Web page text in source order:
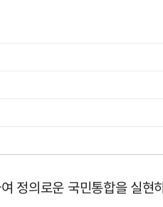
정의로운 국민통합을 실현